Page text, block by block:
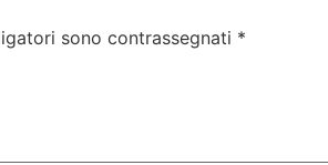
sono contrassegnati *